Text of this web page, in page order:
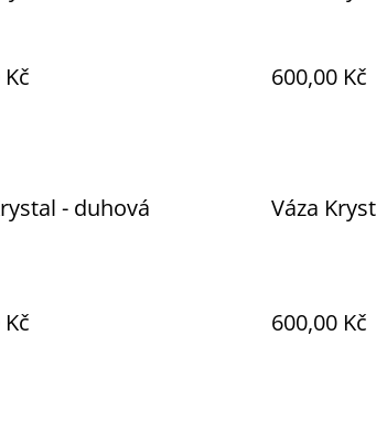
600,00 Kč
- duhová Váza
600,00 Kč